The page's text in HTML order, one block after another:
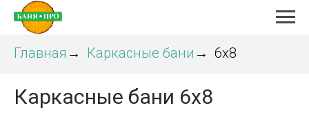
Главная → Каркасные бани → 6х8
Каркасные бани 6х8